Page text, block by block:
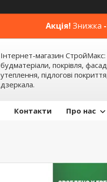
Акція! Знижка
Інтернет-магазин СтройМакс:
будматеріали, покрівля,
утеплення, підлогові
дзеркала.
Контакти Про нас